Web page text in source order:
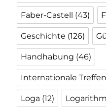
Faber-Castell (43)
Geschichte (126)
Handhabung (46)
Internationale Treffen
Loga (12)